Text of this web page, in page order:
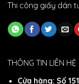
Thi công giấy dán
THÔNG TIN LIÊN HỆ
Cửa hàng: Số